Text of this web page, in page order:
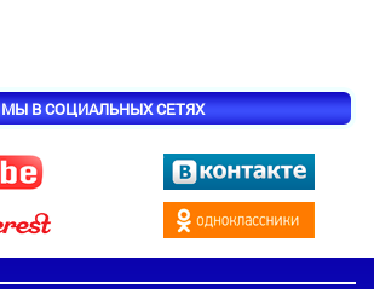
МЫ В СОЦИАЛЬНЫХ СЕТЯХ